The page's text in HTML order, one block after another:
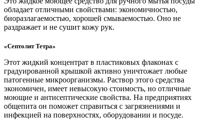
обладает отличными свойствами: экономичностью,
биоразлагаемостью, хорошей смываемостью. Оно не
раздражает и не сушит кожу рук.
«Септолит Тетра»
Этот жидкий концентрат в пластиковых флаконах с
градуированной крышкой активно уничтожает любые
патогенные микроорганизмы. Раствор этого средства
экономичен, имеет невысокую стоимость, но отличные
моющие и антисептические свойства. На предприятиях
общепита он поможет справиться с загрязнениями и
инфекцией на поверхностях, оборудовании и посуде.